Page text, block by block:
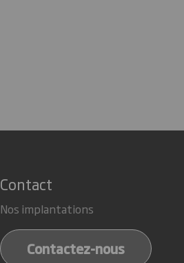
Contact
Nos implantations
Contactez-nous